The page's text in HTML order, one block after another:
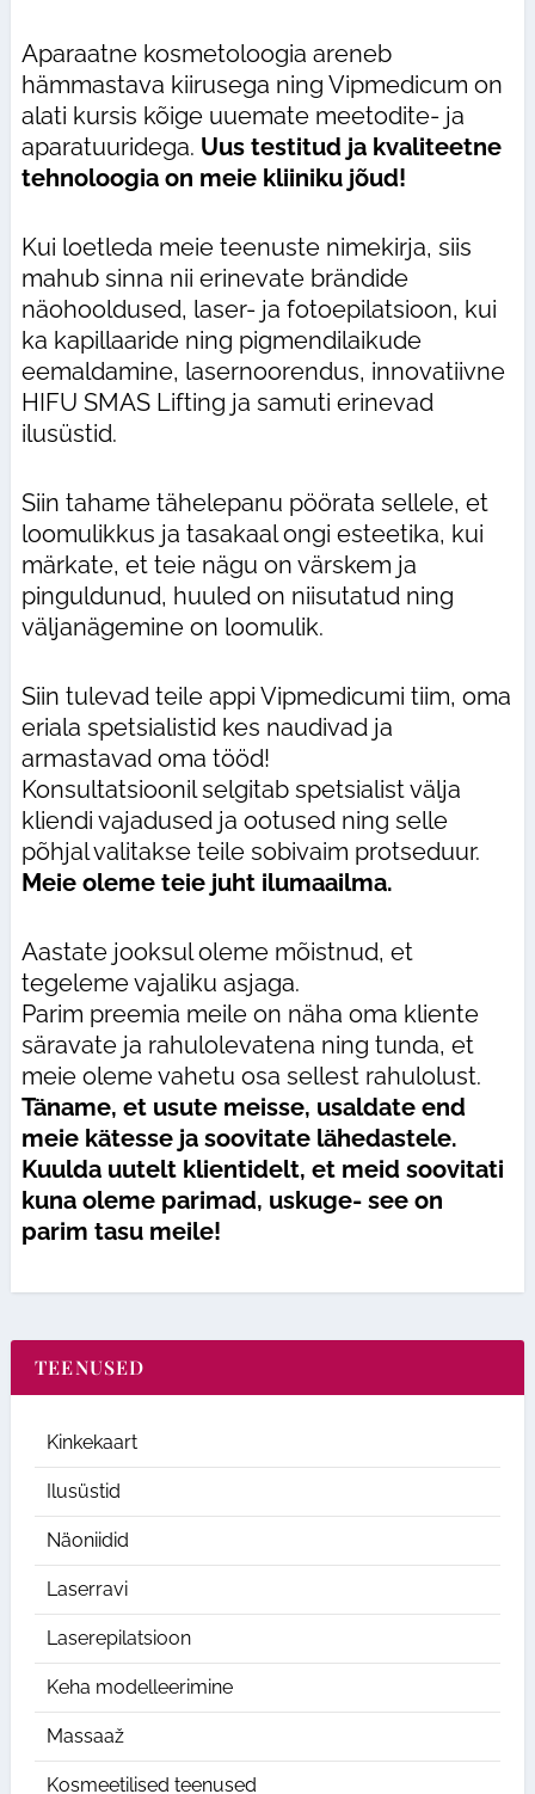
Aparaatne kosmetoloogia areneb
hämmastava kiirusega ning Vipmedicum on
alati kursis kõige uuemate meetodite- ja
aparatuuridega. Uus testitud ja kvaliteetne
tehnoloogia on meie kliiniku jõud!
Kui loetleda meie teenuste nimekirja, siis
mahub sinna nii erinevate brändide
näohooldused, laser- ja fotoepilatsioon, kui
ka kapillaaride ning pigmendilaikude
eemaldamine, lasernoorendus, innovatiivne
HIFU SMAS Lifting ja samuti erinevad
ilusüstid.
Siin tahame tähelepanu pöörata sellele, et
loomulikkus ja tasakaal ongi esteetika, kui
märkate, et teie nägu on värskem ja
pinguldunud, huuled on niisutatud ning
väljanägemine on loomulik.
Siin tulevad teile appi Vipmedicumi tiim, oma
eriala spetsialistid kes naudivad ja
armastavad oma tööd!
Konsultatsioonil selgitab spetsialist välja
kliendi vajadused ja ootused ning selle
põhjal valitakse teile sobivaim protseduur.
Meie oleme teie juht ilumaailma.
Aastate jooksul oleme mõistnud, et
tegeleme vajaliku asjaga.
Parim preemia meile on näha oma kliente
säravate ja rahulolevatena ning tunda, et
meie oleme vahetu osa sellest rahulolust.
Täname, et usute meisse, usaldate end
meie kätesse ja soovitate lähedastele.
Kuulda uutelt klientidelt, et meid soovitati
kuna oleme parimad, uskuge- see on
parim tasu meile!
TEENUSED
Kinkekaart
Ilusüstid
Näoniidid
Laserravi
Laserepilatsioon
Keha modelleerimine
Massaaž
Kosmeetilised teenused